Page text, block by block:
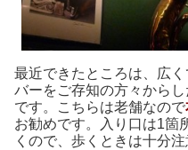
最近できたところは、広
バーをご存知の方々から
です。こちらは老舗なので
お勧めです。入り口は1箇
くので、歩くときは十分注